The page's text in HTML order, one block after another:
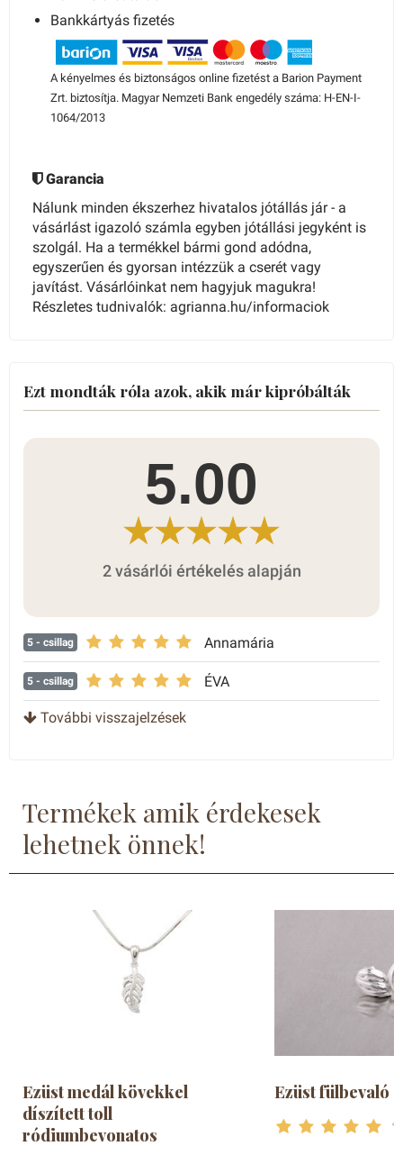
Bankkártyás fizetés
A kényelmes és biztonságos online fizetést a Barion Payment
Zrt. biztosítja. Magyar Nemzeti Bank engedély száma: H-EN-I-
1064/2013
Garancia
Nálunk minden ékszerhez hivatalos jótállás jár - a
vásárlást igazoló számla egyben jótállási jegyként is
szolgál. Ha a termékkel bármi gond adódna,
egyszerűen és gyorsan intézzük a cserét vagy
javítást. Vásárlóinkat nem hagyjuk magukra!
Részletes tudnivalók: agrianna.hu/informaciok
Ezt mondták róla azok, akik már kipróbálták
5.00
2 vásárlói értékelés alapján
5 - csillag Annamária
5 - csillag ÉVA
További visszajelzések
Termékek amik érdekesek
lehetnek önnek!
Ezüst medál kövekkel
díszített toll
ródiumbevonatos
Ezüst fülbevaló